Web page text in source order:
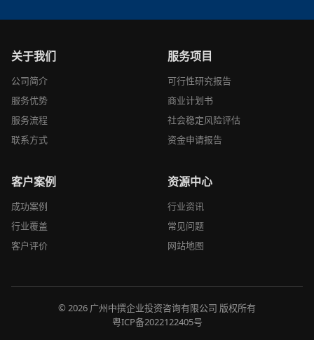
关于我们
公司简介
服务优势
服务流程
联系方式
服务项目
可行性研究报告
商业计划书
社会稳定风险评估
资金申请报告
客户案例
成功案例
行业覆盖
客户评价
资源中心
行业资讯
常见问题
网站地图
© 2026 广州中撰企业投资咨询有限公司 版权所有
粤ICP备2022122405号